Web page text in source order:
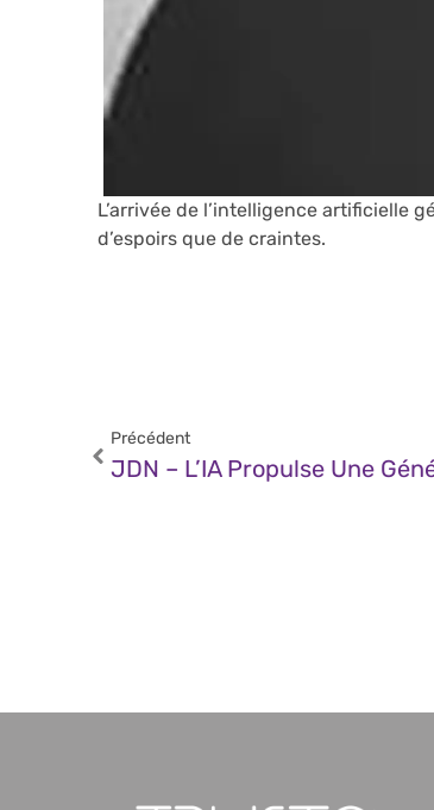
L’arrivée de l’intelligence artificielle
d’espoirs que de craintes.
Précédent